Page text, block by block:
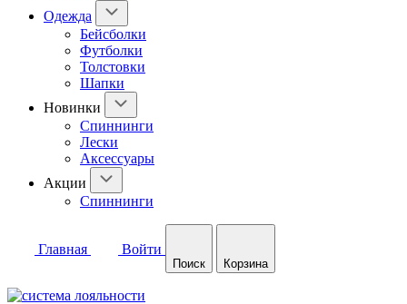
Одежда
Бейсболки
Футболки
Толстовки
Шапки
Новинки
Спиннинги
Лески
Аксессуары
Акции
Спиннинги
Главная Войти
Поиск Корзина